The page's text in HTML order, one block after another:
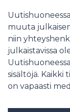
muuta
niin
julkaistavissa
sisältöjä.
on vapaasti